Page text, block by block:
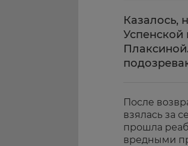
Казалось,
Успенской
После
взялась за
прошла
вредными